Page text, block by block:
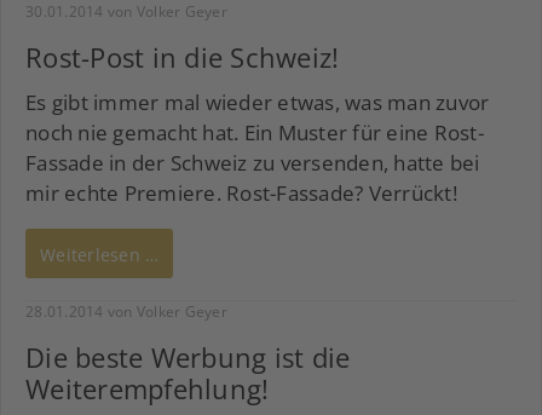
30.01.2014 von Volker Geyer
Rost-Post in die Schweiz!
Es gibt immer mal wieder etwas, was man zuvor
noch nie gemacht hat. Ein Muster für eine Rost-
Fassade in der Schweiz zu versenden, hatte bei
mir echte Premiere. Rost-Fassade? Verrückt!
Weiterlesen …
28.01.2014 von Volker Geyer
Die beste Werbung ist die
Weiterempfehlung!